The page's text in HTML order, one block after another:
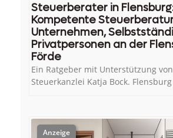
Steuerberater in
Kompetente
Unternehmen,
Privatpersonen an der
Förde
Ein Ratgeber mit Unterstützung
Steuerkanzlei Katja Bock. Flensburg